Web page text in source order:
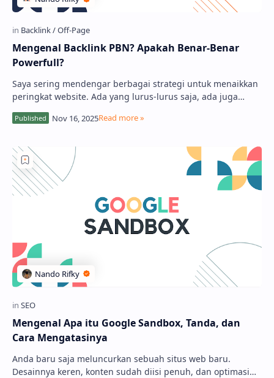
Mengenal Backlink PBN? Apakah Benar-Benar
Powerfull?
Saya sering mendengar berbagai strategi untuk menaikkan
peringkat website. Ada yang lurus-lurus saja, ada juga
yang... sedikit "nakal". Sal…
Mengenal Apa itu Google Sandbox, Tanda, dan
Cara Mengatasinya
Anda baru saja meluncurkan sebuah situs web baru.
Desainnya keren, konten sudah diisi penuh, dan optimasi